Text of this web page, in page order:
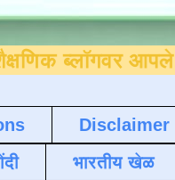
आपले स्वागत आहे
Disclaimer
भारतीय खेळ